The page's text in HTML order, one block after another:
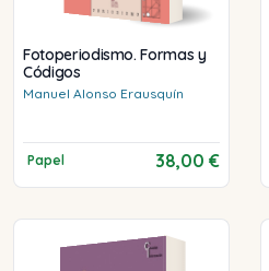
Fotoperiodismo. Formas y
Códigos
Manuel Alonso Erausquín
Papel 38,00 €